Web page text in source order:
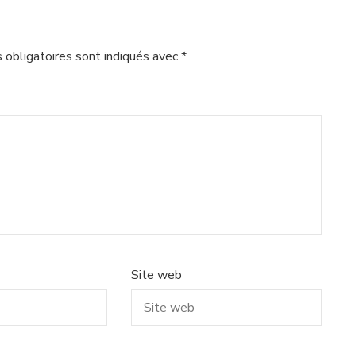
obligatoires sont indiqués avec*
Site web